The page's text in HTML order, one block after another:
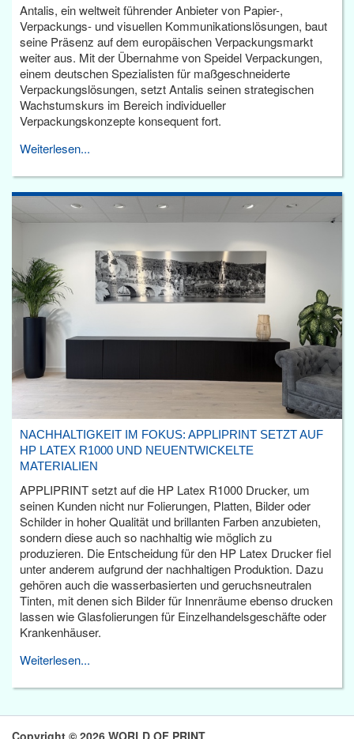
Antalis, ein weltweit führender Anbieter von Papier-,
Verpackungs- und visuellen Kommunikationslösungen, baut
seine Präsenz auf dem europäischen Verpackungsmarkt
weiter aus. Mit der Übernahme von Speidel Verpackungen,
einem deutschen Spezialisten für maßgeschneiderte
Verpackungslösungen, setzt Antalis seinen strategischen
Wachstumskurs im Bereich individueller
Verpackungskonzepte konsequent fort.
Weiterlesen...
NACHHALTIGKEIT IM FOKUS: APPLIPRINT SETZT AUF
HP LATEX R1000 UND NEUENTWICKELTE
MATERIALIEN
APPLIPRINT setzt auf die HP Latex R1000 Drucker, um
seinen Kunden nicht nur Folierungen, Platten, Bilder oder
Schilder in hoher Qualität und brillanten Farben anzubieten,
sondern diese auch so nachhaltig wie möglich zu
produzieren. Die Entscheidung für den HP Latex Drucker fiel
unter anderem aufgrund der nachhaltigen Produktion. Dazu
gehören auch die wasserbasierten und geruchsneutralen
Tinten, mit denen sich Bilder für Innenräume ebenso drucken
lassen wie Glasfolierungen für Einzelhandelsgeschäfte oder
Krankenhäuser.
Weiterlesen...